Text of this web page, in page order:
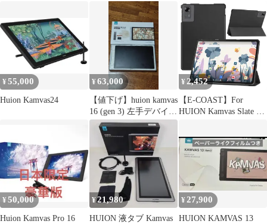
/ BekoQurd M11 ケース
RebotAi/HUION/BekoQu
rd タブレット 11インチ
保護カバー 三つ折ケー
ス 超薄型 マグネット内
蔵 軽量 擦り傷防止 落
下防止 全面
¥55,000
Huion Kamvas24
¥63,000
【値下げ】huion kamvas
16 (gen 3) 左手デバイス
付き
¥ 2,452
【E-COAST】For
HUION Kamvas Slate 11
rd タブレット 11インチ
保護カバー 三つ折ケー
ス 超薄型 マグネット内
蔵 軽量 擦り傷防止 落
下 ...
¥ 50,000
Huion Kamvas Pro 16
¥21,980
HUION 液タブ Kamvas
¥ 27,900
HUION KAMVAS 13